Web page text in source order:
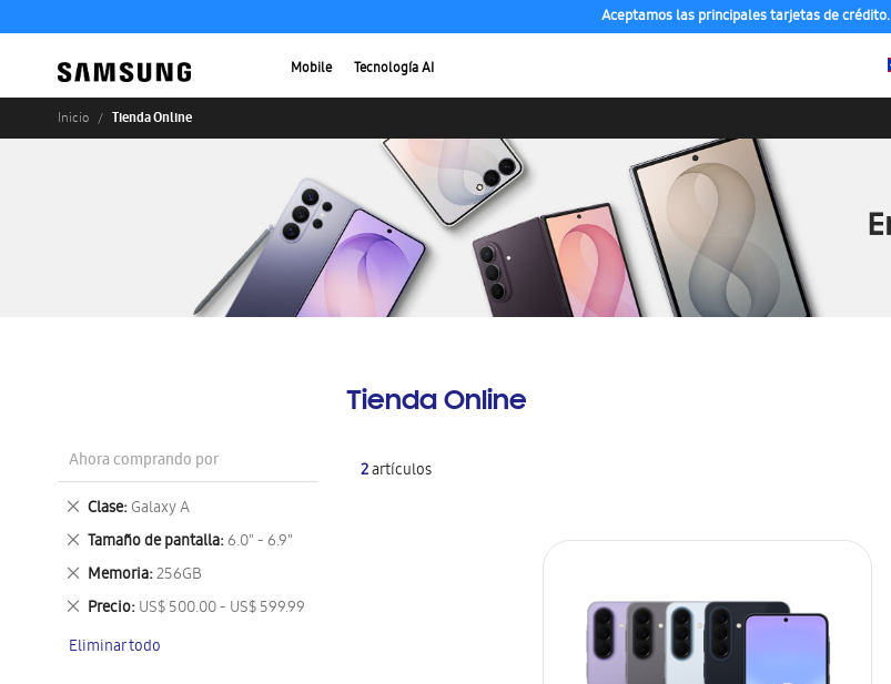
Aceptamos las principales tarjetas de crédito.
Mobile Tecnología AI
Inicio Tienda Online
Tienda Online
2artículos
Ahora comprando por
Clase Galaxy A
Eliminar
este
artículo
Tamaño de pantalla 6.0" - 6.9"
Eliminar
este
artículo
Memoria 256GB
Eliminar
este
artículo
Precio US$ 500.00 - US$ 599.99
Eliminar
artículo
Eliminar todo